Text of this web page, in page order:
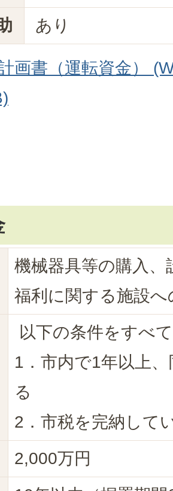
あり
画書（運転資金）
機械器具等の購入、
福利に関する施設へ
以下の条件をすべ
1．市内で1年以上
る
2．市税を完納して
2,000万円